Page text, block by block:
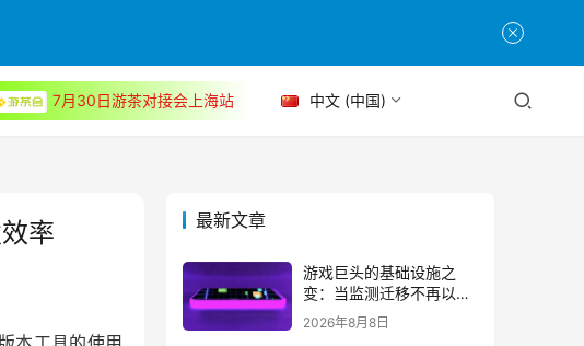
7月30日游茶对接会上海站 中文 (中国)
率 最新文章
游戏巨头的基础设施之
变：当监测迁移不再以中
断为代价
2026年8月8日